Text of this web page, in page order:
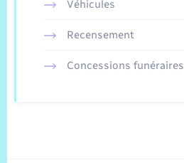
Véhicules
Recensement
Concessions funéraires